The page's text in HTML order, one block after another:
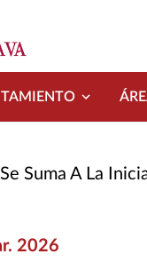
A La Iniciativa “Un Árbol
2026